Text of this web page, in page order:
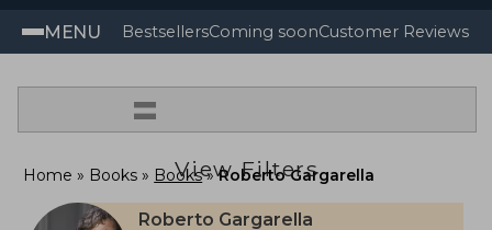
MENU BestsellersComing soonCustomer Reviews
=
View Filters
Home Books Books Roberto Gargarella
Roberto Gargarella